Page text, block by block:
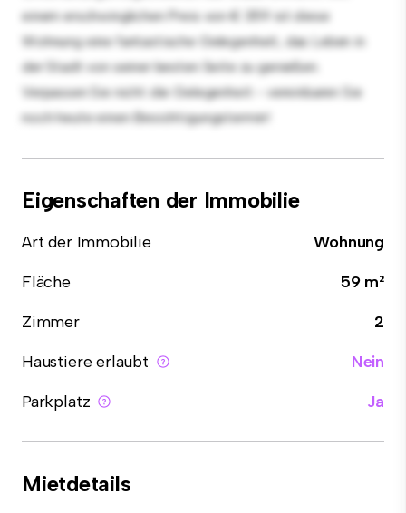
einem erschwinglichen Preis von € 359 ist diese
Wohnung eine fantastische Gelegenheit, das Leben in
der Stadt von seiner besten Seite zu genießen.
Verpassen Sie nicht die Gelegenheit - vereinbaren Sie
noch heute einen Besichtigungstermin!
Eigenschaften der Immobilie
Art der Immobilie
Wohnung
Fläche
59 m²
Zimmer
2
Haustiere erlaubt
Nein
Parkplatz
Ja
Mietdetails